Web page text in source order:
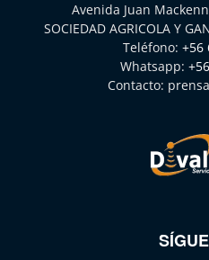
Avenida Juan
SOCIEDAD AGRICOLA Y
Teléfono: +56
Whatsapp:
Contacto: